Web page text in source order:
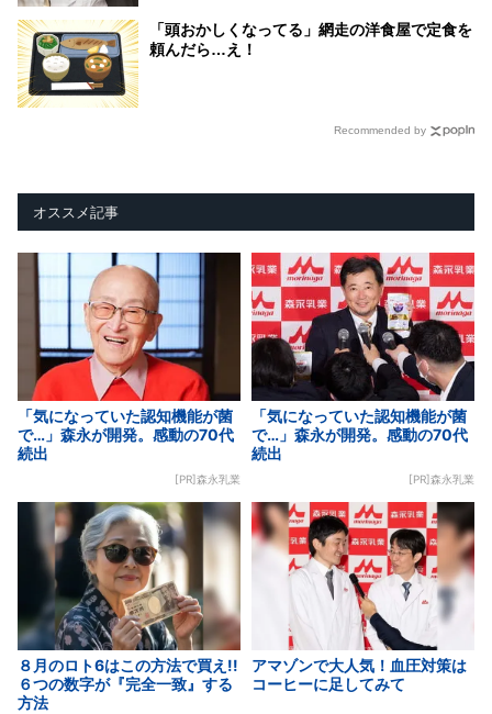
「頭おかしくなってる」網走の洋食屋で定食を
頼んだら…え！
Recommended by
オススメ記事
「気になっていた認知機能が菌
で…」森永が開発。感動の70代
続出
[PR]森永乳業
「気になっていた認知機能が菌
で…」森永が開発。感動の70代
続出
[PR]森永乳業
８月のロト6はこの方法で買え!!
６つの数字が『完全一致』する
方法
アマゾンで大人気！血圧対策は
コーヒーに足してみて